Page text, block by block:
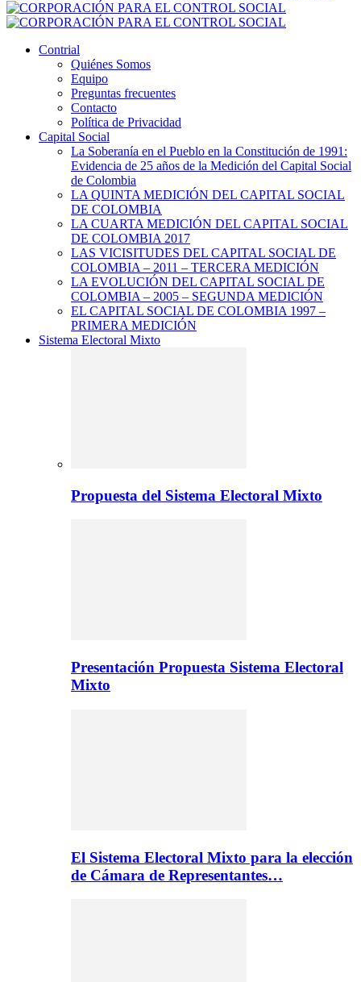
Contrial
Quiénes Somos
Equipo
Preguntas frecuentes
Contacto
Política de Privacidad
Capital Social
La Soberanía en el Pueblo en la Constitución de 1991:
Evidencia de 25 años de la Medición del Capital Social
de Colombia
LA QUINTA MEDICIÓN DEL CAPITAL SOCIAL
DE COLOMBIA
LA CUARTA MEDICIÓN DEL CAPITAL SOCIAL
DE COLOMBIA 2017
LAS VICISITUDES DEL CAPITAL SOCIAL DE
COLOMBIA – 2011 – TERCERA MEDICIÓN
LA EVOLUCIÓN DEL CAPITAL SOCIAL DE
COLOMBIA – 2005 – SEGUNDA MEDICIÓN
EL CAPITAL SOCIAL DE COLOMBIA 1997 –
PRIMERA MEDICIÓN
Sistema Electoral Mixto
Propuesta del Sistema Electoral Mixto
Presentación Propuesta Sistema Electoral
Mixto
El Sistema Electoral Mixto para la elección
de Cámara de Representantes…